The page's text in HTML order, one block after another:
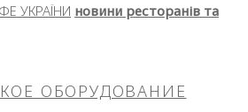
УКРАЇНИ новини ресторанів та
ОБОРУДОВАНИЕ